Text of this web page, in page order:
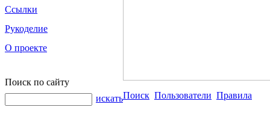
Ссылки
Рукоделие
О проекте
Поиск по сайту
искатьПоиск Пользователи Правила